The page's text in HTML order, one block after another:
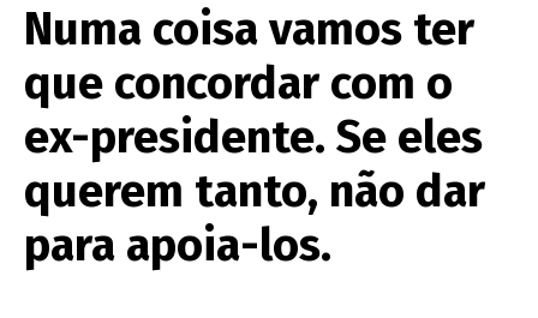
Numa coisa vamos ter
que concordar com o
ex-presidente. Se eles
querem tanto, não dar
para apoia-los.